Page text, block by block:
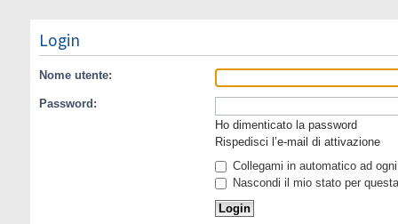
Login
Nome utente:
Password:
Ho dimenticato la password
Rispedisci l’e-mail di attivazione
Collegami in automatico ad
Nascondi il mio stato per